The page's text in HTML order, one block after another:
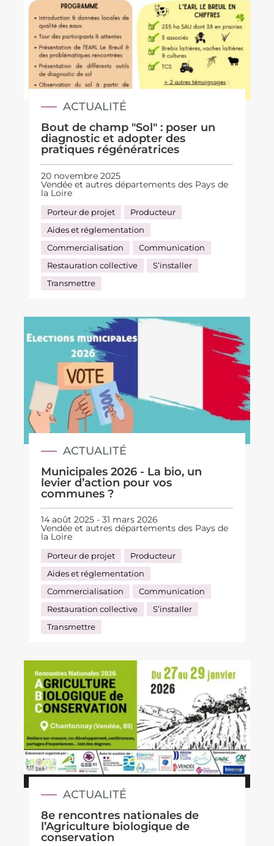
ACTUALITÉ
Bout de champ "Sol" : poser un
diagnostic et adopter des
pratiques régénératrices
20 novembre 2025
Vendée et autres départements des Pays de
la Loire
Porteur de projet
Producteur
Aides et réglementation
Commercialisation
Communication
Restauration collective
S’installer
Transmettre
ACTUALITÉ
Municipales 2026 - La bio, un
levier d’action pour vos
communes ?
14 août 2025 - 31 mars 2026
Vendée et autres départements des Pays de
la Loire
Porteur de projet
Producteur
Aides et réglementation
Commercialisation
Communication
Restauration collective
S’installer
Transmettre
ACTUALITÉ
8e rencontres nationales de
l’Agriculture biologique de
conservation